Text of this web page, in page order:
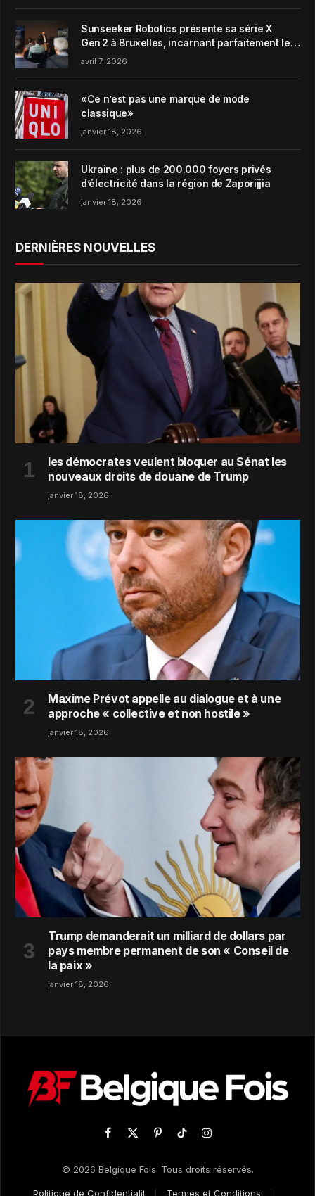
Sunseeker Robotics présente sa série X
Gen 2 à Bruxelles, incarnant parfaitement le
concept de Garden Harmony de la marque
avril 7, 2026
«Ce n’est pas une marque de mode
classique»
janvier 18, 2026
Ukraine : plus de 200.000 foyers privés
d’électricité dans la région de Zaporijjia
janvier 18, 2026
DERNIÈRES NOUVELLES
les démocrates veulent bloquer au Sénat les
nouveaux droits de douane de Trump
janvier 18, 2026
Maxime Prévot appelle au dialogue et à une
approche « collective et non hostile »
janvier 18, 2026
Trump demanderait un milliard de dollars par
pays membre permanent de son « Conseil de
la paix »
janvier 18, 2026
Facebook
X
PinterestTikTokInstagram
© 2026 Belgique Fois. Tous droits réservés.
Politique de Confidentialit Termes et Conditions